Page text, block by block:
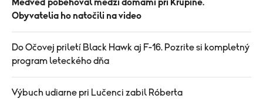
Medveď pobehoval medzi domami pri Krupine.
Obyvatelia ho natočili na video
Do Očovej priletí Black Hawk aj F-16. Pozrite si kompletný
program leteckého dňa
Výbuch udiarne pri Lučenci zabil Róberta